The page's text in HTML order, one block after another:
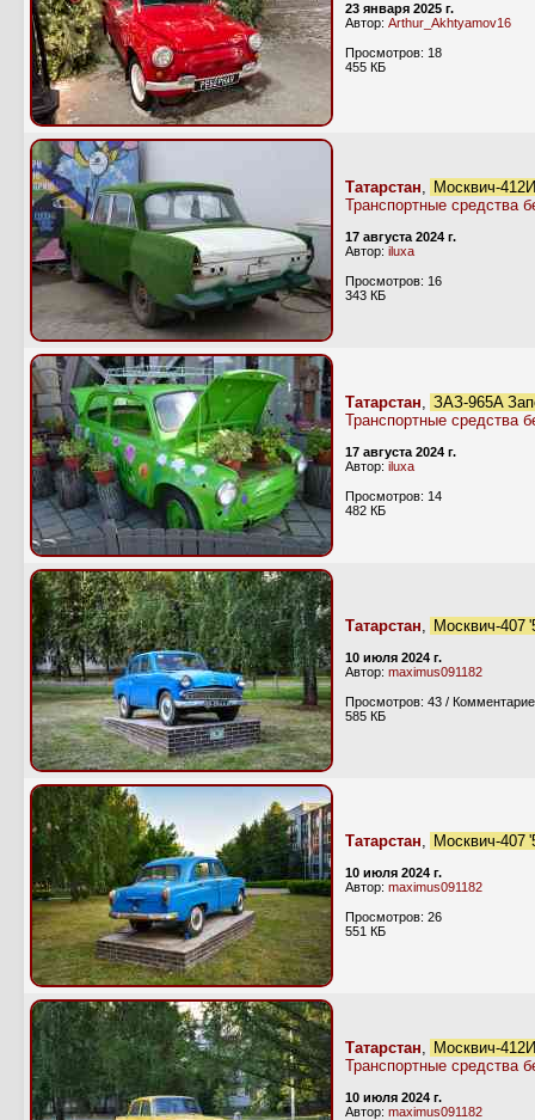
23 января 2025 г.
Автор: Arthur_Akhtyamov16
Просмотров: 18
455 КБ
Татарстан, Москвич-
Транспортные средства
17 августа 2024 г.
Автор: iluxa
Просмотров: 16
343 КБ
Татарстан, ЗАЗ-965А
Транспортные средства
17 августа 2024 г.
Автор: iluxa
Просмотров: 14
482 КБ
Татарстан, Москвич-
10 июля 2024 г.
Автор: maximus091182
Просмотров: 43 /
585 КБ
Татарстан, Москвич-
10 июля 2024 г.
Автор: maximus091182
Просмотров: 26
551 КБ
Татарстан, Москвич-
Транспортные средства
10 июля 2024 г.
Автор: maximus091182